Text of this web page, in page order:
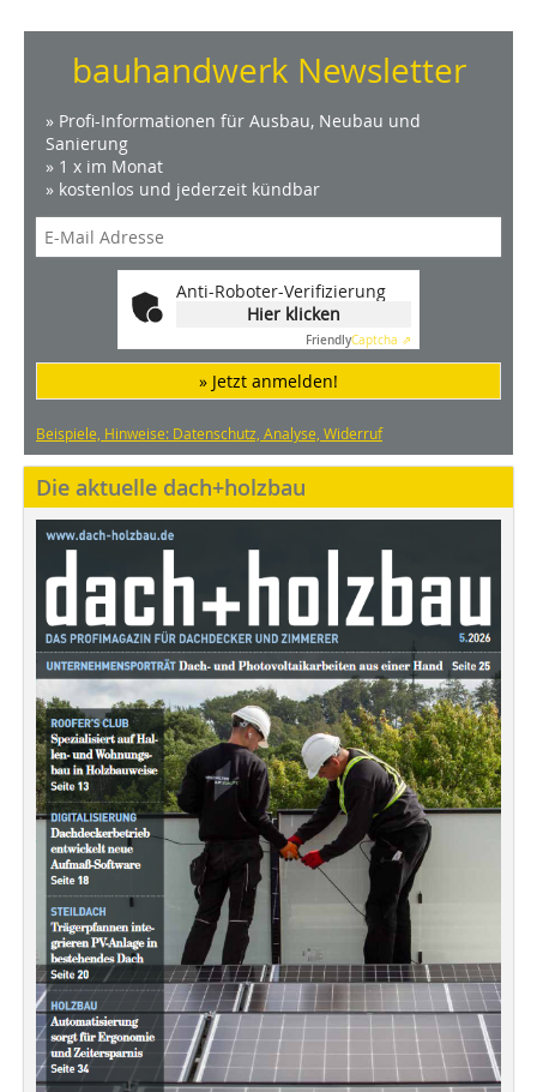
bauhandwerk Newsletter
» Profi-Informationen für Ausbau, Neubau und
Sanierung
» 1 x im Monat
» kostenlos und jederzeit kündbar
Anti-Roboter-Verifizierung
Hier klicken
FriendlyCaptcha ⇗
» Jetzt anmelden!
Beispiele, Hinweise: Datenschutz, Analyse, Widerruf
Die aktuelle dach+holzbau